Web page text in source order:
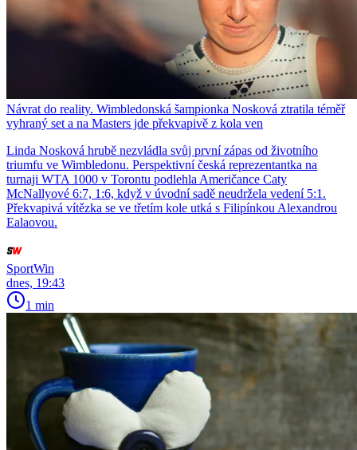
Návrat do reality. Wimbledonská šampionka Nosková ztratila téměř
vyhraný set a na Masters jde překvapivě z kola ven
Linda Nosková hrubě nezvládla svůj první zápas od životního
triumfu ve Wimbledonu. Perspektivní česká reprezentantka na
turnaji WTA 1000 v Torontu podlehla Američance Caty
McNallyové 6:7, 1:6, když v úvodní sadě neudržela vedení 5:1.
Překvapivá vítězka se ve třetím kole utká s Filipínkou Alexandrou
Ealaovou.
SportWin
dnes, 19:43
1 min